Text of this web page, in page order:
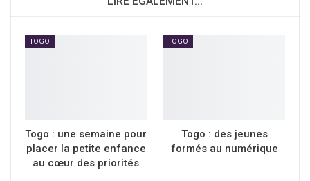
TOGO
Togo : une semaine pour
placer la petite enfance
au cœur des priorités
TOGO
Togo : des jeunes
formés au numérique